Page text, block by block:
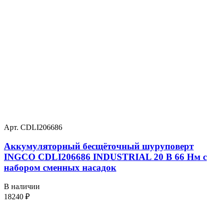
Арт. CDLI206686
Аккумуляторный бесщёточный шуруповерт
INGCO CDLI206686 INDUSTRIAL 20 В 66 Нм с
набором сменных насадок
В наличии
18240 ₽